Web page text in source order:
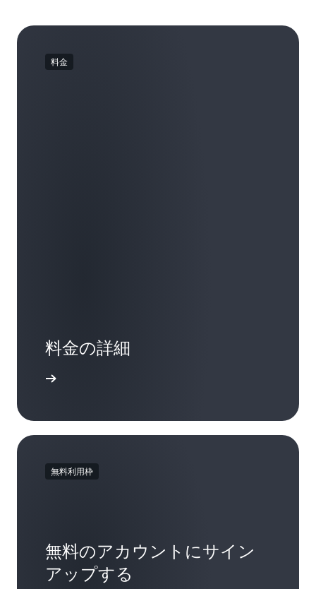
料金
料金の詳細
無料利用枠
無料のアカウントにサイン
アップする